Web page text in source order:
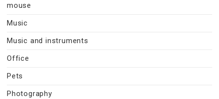
mouse
Music
Music and instruments
Office
Pets
Photography